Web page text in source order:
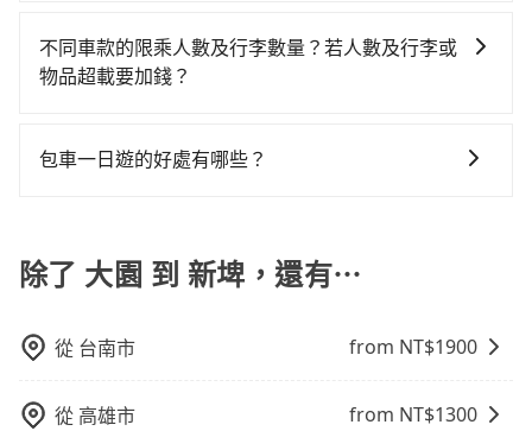
時間做租還動作，另外承租過程繁瑣，租還通常需額外
花費30分鐘做簽約與車體檢查，甚至還要先自行加滿
車，不趕時間即可選用大眾運輸。 便利性：需要便利性
和方便性可選包車和計程車，喜歡探險和體驗當地文化
供用車前一天凌晨六點前取消訂單的服務。所以我們會
在用車前一天才開始安排車輛，並於用車前一天晚上8點
booking@tripool.app，將有專人協助回覆確認是否能
不同車款的限乘人數及行李數量？若人數及行李或
物品超載要加錢？
的車型。 五人座驕車可乘坐三位乘客，並可攜帶三個隨
吋行李箱。 為了確保行車安全及遵守相關法規，我們不
能超載人數。 如果您攜帶的行李或物品較多，我們會根
包車一日遊的好處有哪些？
體驗當地文化和風土人情，此外，包車還可以省去您自
己開車也無需擔心路線和交通的問題，更可以在舒適的
自在。
除了 大園 到 新埤，還有⋯
從 台南市 from NT$1900
從 高雄市 from NT$1300